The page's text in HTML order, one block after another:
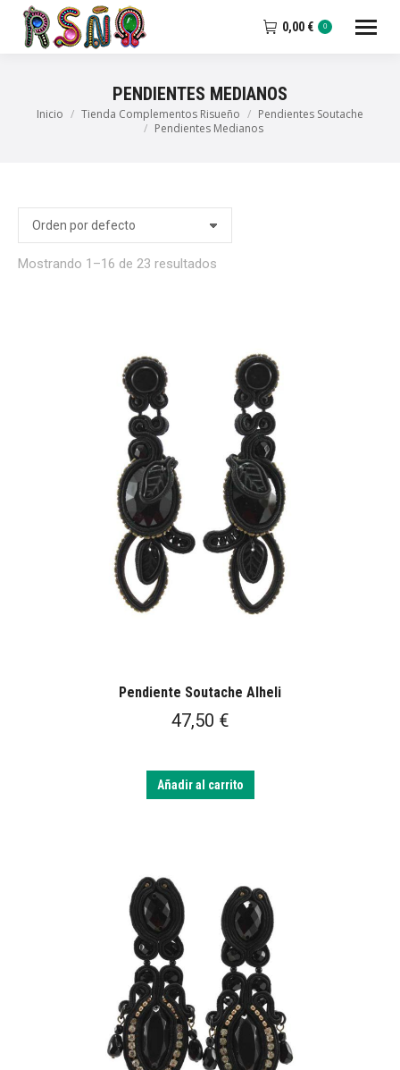
0,00 € 0
PENDIENTES MEDIANOS
Estás aquí:
Inicio Tienda Complementos Risueño
Pendientes Soutache
Pendientes Medianos
Mostrando 1–16 de 23 resultados
Pendiente Soutache Alheli
47,50 €
Añadir al carrito